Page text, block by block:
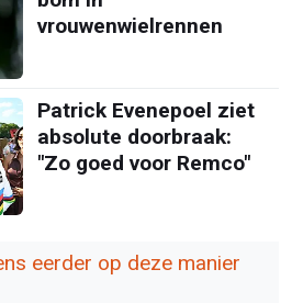
vrouwenwielrennen
Patrick Evenepoel ziet
absolute doorbraak:
"Zo goed voor Remco"
eerder op deze manier